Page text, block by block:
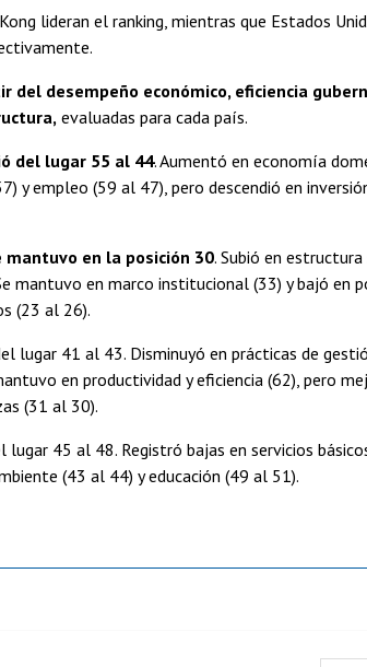
lideran el ranking, mientras que Estados
del desempeño económico, eficiencia
evaluadas para cada país.
del lugar 55 al 44. Aumentó en economía
y empleo (59 al 47), pero descendió en
mantuvo en la posición 30. Subió en
mantuvo en marco institucional (33) y bajó en
(23 al 26).
lugar 41 al 43. Disminuyó en prácticas de
en productividad y eficiencia (62), pero
(31 al 30).
45 al 48. Registró bajas en servicios
(43 al 44) y educación (49 al 51).